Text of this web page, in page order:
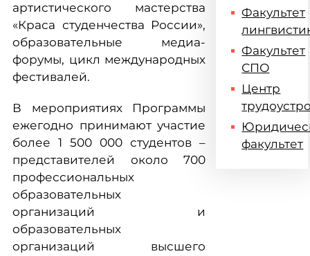
артистического мастерства
«Краса студенчества России»,
образовательные медиа-
форумы, цикл международных
фестивалей.
В мероприятиях Программы
ежегодно принимают участие
более 1 500 000 студентов –
представителей около 700
профессиональных
образовательных
организаций и
образовательных
организаций высшего
Факультет
Факультет
СПО
Центр
факультет